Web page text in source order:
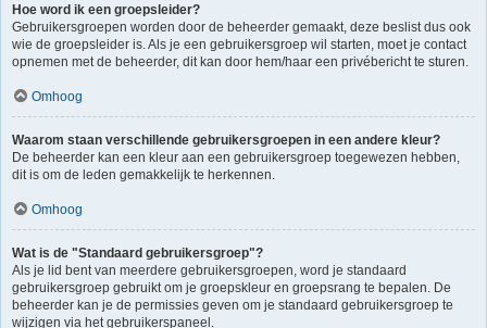
Hoe word ik een groepsleider?
Gebruikersgroepen worden door de beheerder gemaakt, deze beslist dus ook
wie de groepsleider is. Als je een gebruikersgroep wil starten, moet je contact
opnemen met de beheerder, dit kan door hem/haar een privébericht te sturen.
Omhoog
Waarom staan verschillende gebruikersgroepen in een andere kleur?
De beheerder kan een kleur aan een gebruikersgroep toegewezen hebben,
dit is om de leden gemakkelijk te herkennen.
Omhoog
Wat is de "Standaard gebruikersgroep"?
Als je lid bent van meerdere gebruikersgroepen, word je standaard
gebruikersgroep gebruikt om je groepskleur en groepsrang te bepalen. De
beheerder kan je de permissies geven om je standaard gebruikersgroep te
wijzigen via het gebruikerspaneel.